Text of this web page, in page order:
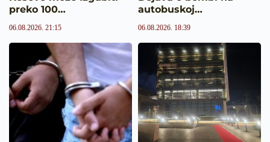
preko 100…
06.08.2026. 21:15
autobuskoj…
06.08.2026. 18:39